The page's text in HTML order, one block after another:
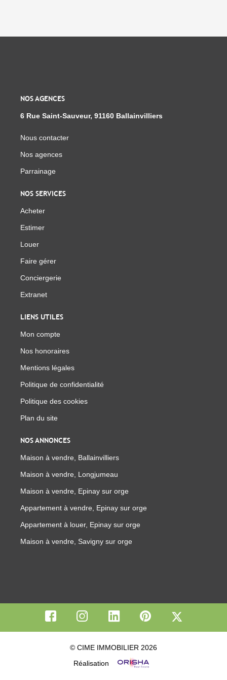
NOS AGENCES
6 Rue Saint-Sauveur, 91160 Ballainvilliers
Nous contacter
Nos agences
Parrainage
NOS SERVICES
Acheter
Estimer
Louer
Faire gérer
Conciergerie
Extranet
LIENS UTILES
Mon compte
Nos honoraires
Mentions légales
Politique de confidentialité
Politique des cookies
Plan du site
NOS ANNONCES
Maison à vendre, Ballainvilliers
Maison à vendre, Longjumeau
Maison à vendre, Epinay sur orge
Appartement à vendre, Epinay sur orge
Appartement à louer, Epinay sur orge
Maison à vendre, Savigny sur orge
© CIME IMMOBILIER 2026
Réalisation